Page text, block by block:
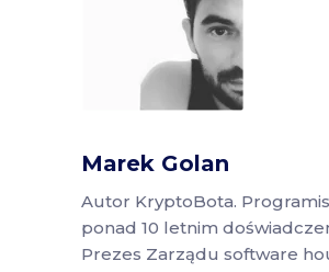
Marek Golan
Autor KryptoBota.
ponad 10 letnim
Prezes Zarządu software